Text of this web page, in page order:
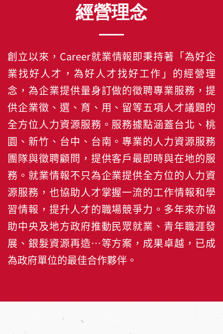
經營理念
創立以來，Career就業情報即秉持著「為好企
業找好人才，為好人才找好工作」的經營理
念，為企業提供量身訂做的徵聘專業服務，提
供企業徵、選、育、用、留等五項人才議題的
全方位人力資源服務。服務據點涵蓋台北、桃
園、新竹、台中、台南。專業的人力資源服務
團隊與徵聘顧問，提供客戶最即時與在地的服
務。就業情報不只為企業提供全方位的人力資
源服務，也協助人才掌握一流的工作情報和學
習情報，提升人才的職場競爭力。多年來亦協
助中央及地方政府推動民眾就業、青年職涯發
展、銀髮資源再造…等方案，成果卓越，已成
為政府單位的最佳合作夥伴。